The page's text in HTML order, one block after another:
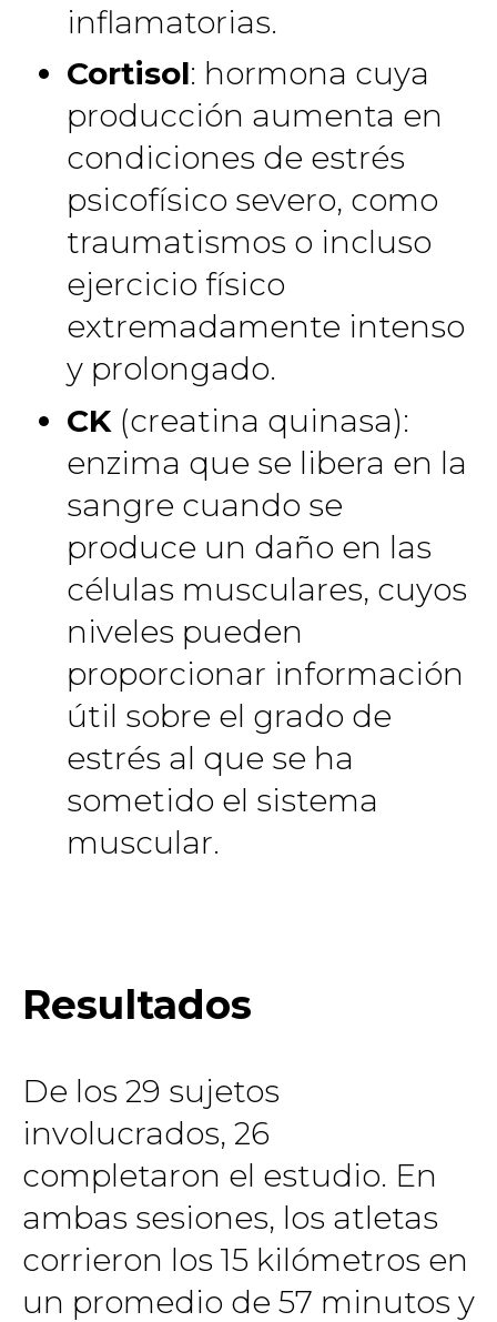
inflamatorias.
Cortisol: hormona cuya
producción aumenta en
condiciones de estrés
psicofísico severo, como
traumatismos o incluso
ejercicio físico
extremadamente intenso
y prolongado.
CK (creatina quinasa):
enzima que se libera en la
sangre cuando se
produce un daño en las
células musculares, cuyos
niveles pueden
proporcionar información
útil sobre el grado de
estrés al que se ha
sometido el sistema
muscular.
Resultados
De los 29 sujetos
involucrados, 26
completaron el estudio. En
ambas sesiones, los atletas
corrieron los 15 kilómetros en
un promedio de 57 minutos y